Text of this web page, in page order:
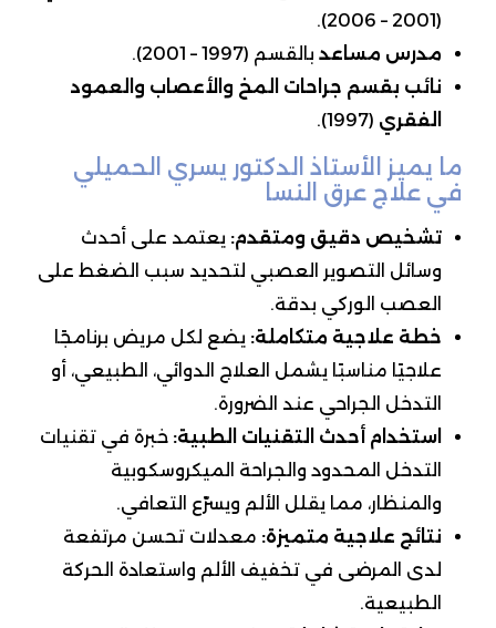
(2001 – 2006).
مدرس مساعد بالقسم (1997 – 2001).
نائب بقسم جراحات المخ والأعصاب والعمود
الفقري (1997).
ما يميز الأستاذ الدكتور يسري الحميلي
في علاج عرق النسا
تشخيص دقيق ومتقدم: يعتمد على أحدث
وسائل التصوير العصبي لتحديد سبب الضغط على
العصب الوركي بدقة.
خطة علاجية متكاملة: يضع لكل مريض برنامجًا
علاجيًا مناسبًا يشمل العلاج الدوائي، الطبيعي، أو
التدخل الجراحي عند الضرورة.
استخدام أحدث التقنيات الطبية: خبرة في تقنيات
التدخل المحدود والجراحة الميكروسكوبية
والمنظار، مما يقلل الألم ويسرّع التعافي.
نتائج علاجية متميزة: معدلات تحسن مرتفعة
لدى المرضى في تخفيف الألم واستعادة الحركة
الطبيعية.